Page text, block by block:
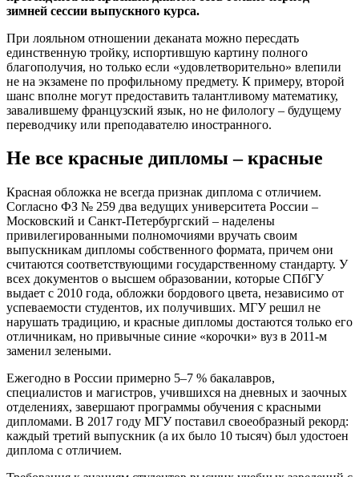
зимней сессии выпускного курса.
При лояльном отношении деканата можно пересдать
единственную тройку, испортившую картину полного
благополучия, но только если «удовлетворительно» влепили
не на экзамене по профильному предмету. К примеру, второй
шанс вполне могут предоставить талантливому математику,
завалившему французский язык, но не филологу – будущему
переводчику или преподавателю иностранного.
Не все красные дипломы – красные
Красная обложка не всегда признак диплома с отличием.
Согласно ФЗ № 259 два ведущих университета России –
Московский и Санкт-Петербургский – наделены
привилегированными полномочиями вручать своим
выпускникам дипломы собственного формата, причем они
считаются соответствующими государственному стандарту. У
всех документов о высшем образовании, которые СПбГУ
выдает с 2010 года, обложки бордового цвета, независимо от
успеваемости студентов, их получивших. МГУ решил не
нарушать традицию, и красные дипломы достаются только его
отличникам, но привычные синие «корочки» вуз в 2011-м
заменил зелеными.
Ежегодно в России примерно 5–7 % бакалавров,
специалистов и магистров, учившихся на дневных и заочных
отделениях, завершают программы обучения с красными
дипломами. В 2017 году МГУ поставил своеобразный рекорд:
каждый третий выпускник (а их было 10 тысяч) был удостоен
диплома с отличием.